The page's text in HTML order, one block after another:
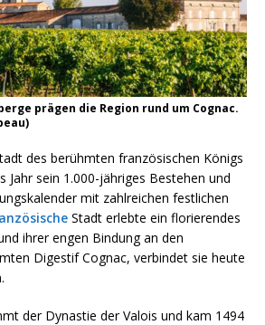
prägen die Region rund um Cognac.
des berühmten französischen Königs
Jahr sein 1.000-jähriges Bestehen und
mit zahlreichen festlichen
Stadt erlebte ein florierendes
ihrer engen Bindung an den
Digestif Cognac, verbindet sie heute
der Dynastie der Valois und kam 1494